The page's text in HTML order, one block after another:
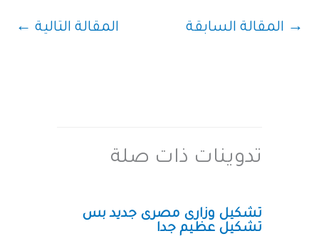
→ المقالة السابقة المقالة التالية ←
تدوينات ذات صلة
تشكيل وزارى مصرى جديد بس
تشكيل عظيم جدا